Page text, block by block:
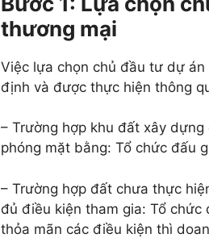
thương mại
Việc lựa chọn chủ đầu tư dự
định và được thực hiện thông
– Trường hợp khu đất xây
phóng mặt bằng: Tổ chức đấu
– Trường hợp đất chưa thực
đủ điều kiện tham gia: Tổ
thỏa mãn các điều kiện thì